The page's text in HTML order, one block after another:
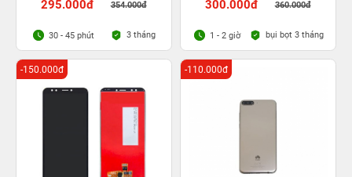
295.000đ 354.000đ
30 - 45 phút 3 tháng
300.000đ 360.000đ
1 - 2 giờ bụi bọt 3 tháng
-150.000đ -110.000đ